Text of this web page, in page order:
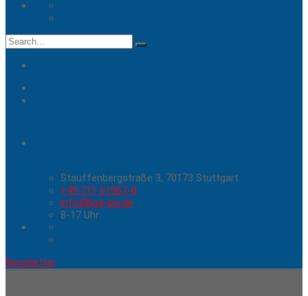
Search
for:
Stauffenbergstraße 3, 70173 Stuttgart
+49 711 61967-0
info@liga-bw.de
8-17 Uhr
Newsletter